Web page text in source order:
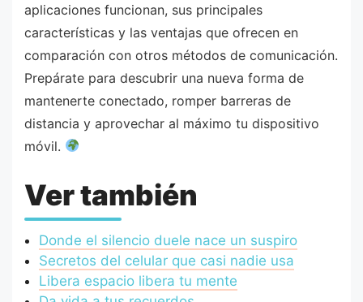
aplicaciones funcionan, sus principales
características y las ventajas que ofrecen en
comparación con otros métodos de comunicación.
Prepárate para descubrir una nueva forma de
mantenerte conectado, romper barreras de
distancia y aprovechar al máximo tu dispositivo
móvil.
Ver también
Donde el silencio duele nace un suspiro
Secretos del celular que casi nadie usa
Libera espacio libera tu mente